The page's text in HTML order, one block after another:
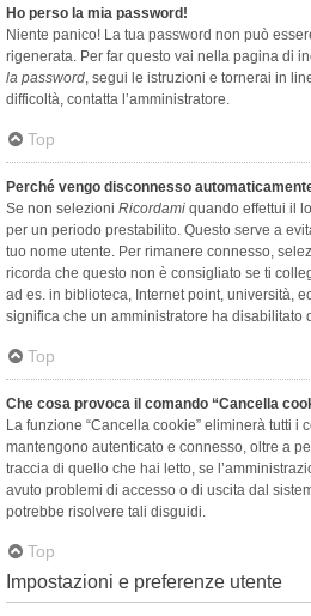
Ho perso la mia password!
Niente panico! La tua password non può
rigenerata. Per far questo vai nella pagina di
la password, segui le istruzioni e tornerai in
difficoltà, contatta l’amministratore.
Top
Perché vengo disconnesso
Se non selezioni Ricordami quando effettui il
per un periodo prestabilito. Questo serve a
tuo nome utente. Per rimanere connesso,
ricorda che questo non è consigliato se ti
ad es. in biblioteca, Internet point, università,
significa che un amministratore ha disabilitato
Top
Che cosa provoca il comando “Cancella
La funzione “Cancella cookie” eliminerà tutti i
mantengono autenticato e connesso, oltre a
traccia di quello che hai letto, se
avuto problemi di accesso o di uscita dal
potrebbe risolvere tali disguidi.
Top
Impostazioni e preferenze utente